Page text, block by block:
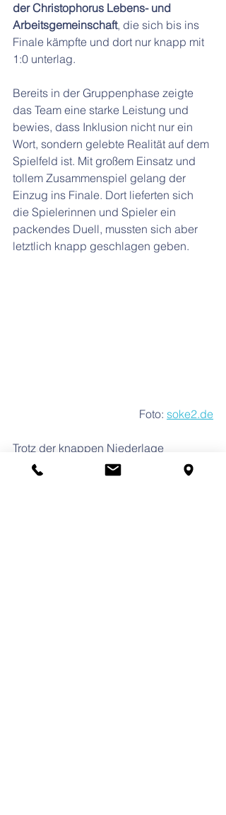
der Christophorus Lebens- und
Arbeitsgemeinschaft, die sich bis ins
Finale kämpfte und dort nur knapp mit
1:0 unterlag.
Bereits in der Gruppenphase zeigte
das Team eine starke Leistung und
bewies, dass Inklusion nicht nur ein
Wort, sondern gelebte Realität auf dem
Spielfeld ist. Mit großem Einsatz und
tollem Zusammenspiel gelang der
Einzug ins Finale. Dort lieferten sich
die Spielerinnen und Spieler ein
packendes Duell, mussten sich aber
letztlich knapp geschlagen geben.
Foto: soke2.de
Trotz der knappen Niederlage
überwog die Freude über den zweiten